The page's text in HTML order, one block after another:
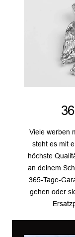
Viele werben
steht es mit
höchste
an deinem
365-Tage-
gehen oder